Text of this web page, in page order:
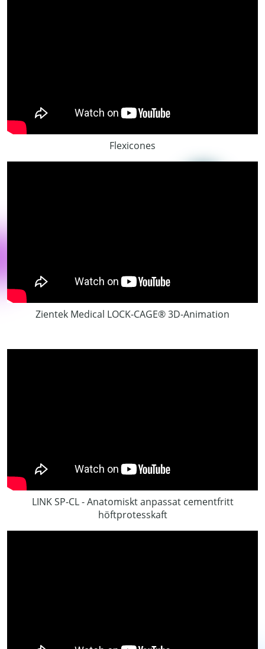
Flexicones
Zientek Medical LOCK-CAGE® 3D-Animation
LINK SP-CL - Anatomiskt anpassat cementfritt
höftprotesskaft